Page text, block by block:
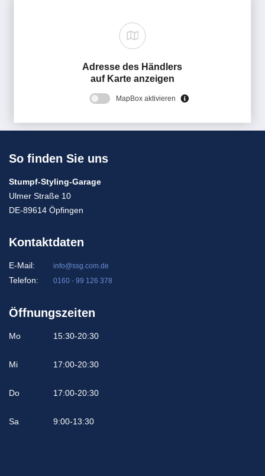
Adresse des Händlers
auf Karte anzeigen
MapBox aktivieren
So finden Sie uns
Stumpf-Styling-Garage
Ulmer Straße 10
DE-89614 Öpfingen
Kontaktdaten
E-Mail: info@ssg.com.de
Telefon: 0160 - 99 126 378
Öffnungszeiten
Mo 15:30-20:30
Mi 17:00-20:30
Do 17:00-20:30
Sa 9:00-13:30